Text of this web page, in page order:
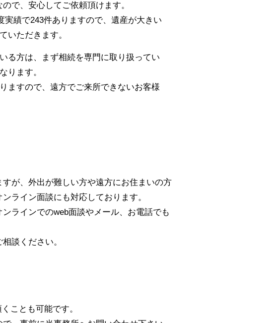
で、安心してご依頼頂けます。
実績で243件ありますので、遺産が大きい
いただきます。
る方は、まず相続を専門に取り扱ってい
ります。
ますので、遠方でご来所できないお客様
が、外出が難しい方や遠方にお住まいの方
ライン面談にも対応しております。
ラインでのweb面談やメール、お電話でも
談ください。
ことも可能です。